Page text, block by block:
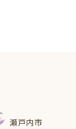
瀬戸内市